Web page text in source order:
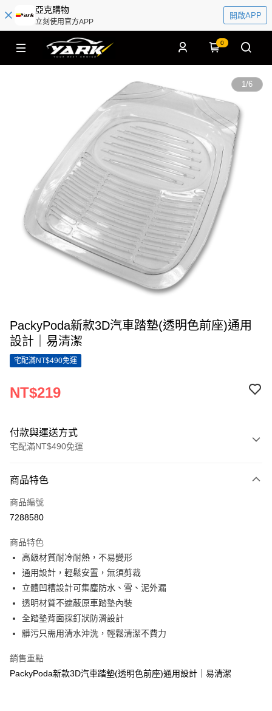
亞克購物
立刻使用官方APP
開啟APP
0
1/6
PackyPoda新款3D汽車踏墊(透明色前座)通用
設計｜易清潔
宅配滿NT$490免運
NT$219
付款與運送方式
宅配滿NT$490免運
信用卡一次付款
LINE Pay
街口支付
悠遊付
全盈+PAY
AFTEE先享後付
相關說明
AFTEE先享後付是「在收到商品之後才付款」的支付方式。 讓您購物簡單
便利好安心！
ATM付款
商品特色
商品編號
7288580
商品特色
高級材質耐冷耐熱，不易變形
通用設計，輕鬆安置，無須剪裁
立體凹槽設計可集塵防水、雪、泥外漏
透明材質不遮蔽原車踏墊內裝
全踏墊背面採釘狀防滑設計
髒污只需用清水沖洗，輕鬆清潔不費力
銷售重點
PackyPoda新款3D汽車踏墊(透明色前座)通用設計｜易清潔